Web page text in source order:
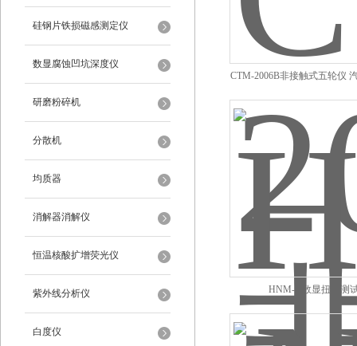
硅钢片铁损磁感测定仪
数显腐蚀凹坑深度仪
研磨粉碎机
分散机
均质器
消解器消解仪
恒温核酸扩增荧光仪
紫外线分析仪
白度仪
CTM-2006B非接触式五轮仪
HNM-N数显扭矩测